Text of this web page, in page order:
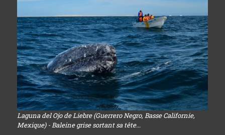
Laguna del Ojo de Liebre (Guerrero Negro, Basse Californie,
Mexique) - Baleine grise sortant sa tête...